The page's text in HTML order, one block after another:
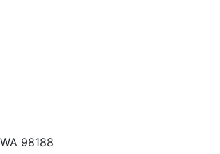
98188